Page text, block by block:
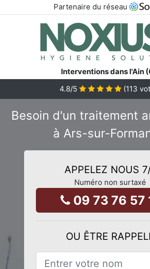
Partenaire du réseau
Interventions dans l'Ain
4.8/5 (113
Besoin d'un traitement
à Ars-sur-
APPELEZ NOUS
Numéro non surtaxé
09 73 76 57
OU ÊTRE